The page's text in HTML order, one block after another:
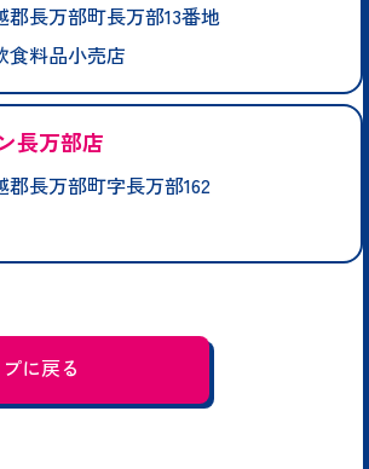
郡長万部町長万部13番地
食料品小売店
長万部店
郡長万部町字長万部162
プに戻る